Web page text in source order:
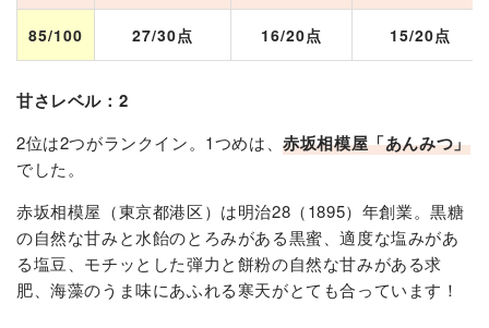
85/100 27/30点 16/20点 15/20点
甘さレベル：2
2位は2つがランクイン。1つめは、赤坂相模屋「あんみつ」
でした​。
赤坂相模屋（東京都港区）は明治28（1895）年創業。黒糖
の自然な甘みと水飴のとろみがある黒蜜、適度な塩みがあ
る塩豆、モチッとした弾力と餅粉の自然な甘みがある求
肥、海藻のうま味にあふれる寒天がとても合っています！